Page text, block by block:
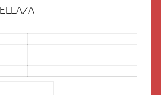
A